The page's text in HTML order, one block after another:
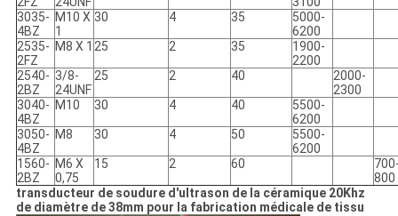
3035-
4BZ
M10 X
1
30 4 35
5000-
6200
2535-
2FZ
M8 X 1 25 2 35
1900-
2200
2540-
2BZ
3/8-
24UNF
25 2 40
2000-
2300
3040-
4BZ
M10 30 4 40
5500-
6200
3050-
4BZ
M8 30 4 50
5500-
6200
1560-
2BZ
M6 X
0,75
15 2 60
800
transducteur de soudure d'ultrason de la céramique 20Khz
de diamètre de 38mm pour la fabrication médicale de tissu